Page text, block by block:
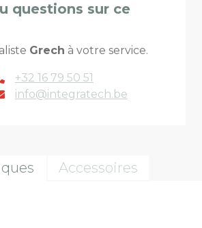
questions sur ce
Grech à votre service.
+32 16 79 50 51
info@integratech.be
Accessoires